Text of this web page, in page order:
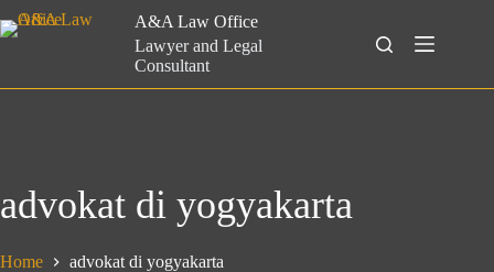
to
A&A Law Office
Lawyer and Legal
Consultant
Search
advokat di yogyakarta
Home advokat di yogyakarta